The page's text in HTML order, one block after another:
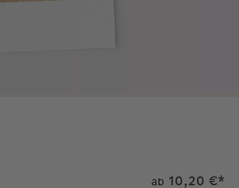
ab 10,20 €*